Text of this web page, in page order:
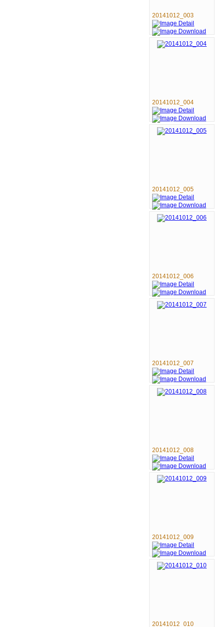
20141012_003
20141012_004
20141012_005
20141012_006
20141012_007
20141012_008
20141012_009
20141012_010